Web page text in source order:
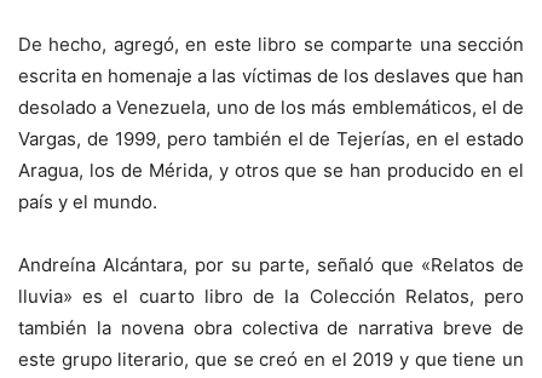
De hecho, agregó, en este libro se comparte una sección
escrita en homenaje a las víctimas de los deslaves que han
desolado a Venezuela, uno de los más emblemáticos, el de
Vargas, de 1999, pero también el de Tejerías, en el estado
Aragua, los de Mérida, y otros que se han producido en el
país y el mundo.
Andreína Alcántara, por su parte, señaló que «Relatos de
lluvia» es el cuarto libro de la Colección Relatos, pero
también la novena obra colectiva de narrativa breve de
este grupo literario, que se creó en el 2019 y que tiene un